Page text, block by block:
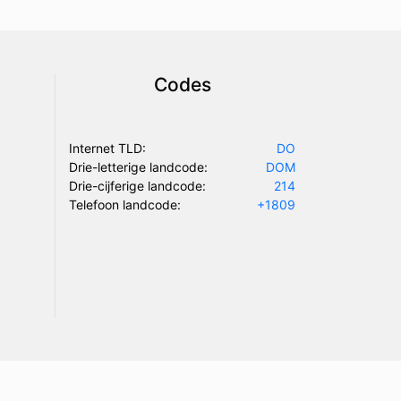
Codes
Internet TLD:
DO
Drie-letterige landcode:
DOM
Drie-cijferige landcode:
214
Telefoon landcode:
+1809